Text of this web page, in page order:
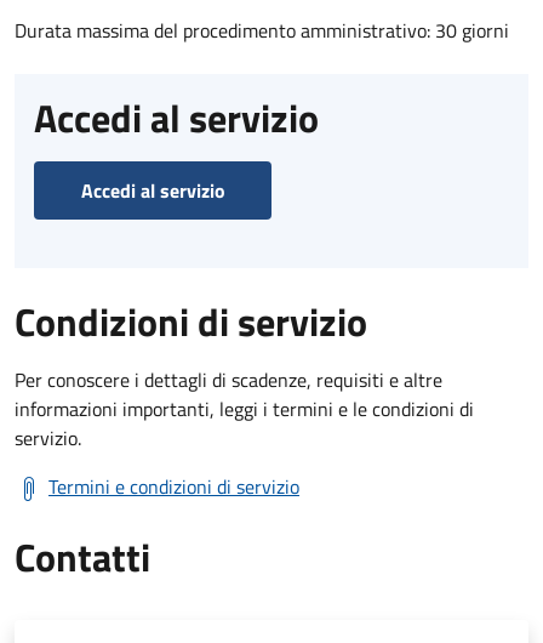
Durata massima del procedimento amministrativo: 30 giorni
Accedi al servizio
Accedi al servizio
Condizioni di servizio
Per conoscere i dettagli di scadenze, requisiti e altre
informazioni importanti, leggi i termini e le condizioni di
servizio.
Termini e condizioni di servizio
Contatti